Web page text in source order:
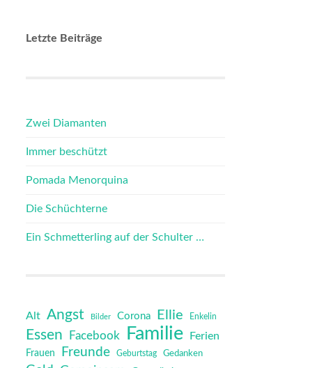
Letzte Beiträge
Zwei Diamanten
Immer beschützt
Pomada Menorquina
Die Schüchterne
Ein Schmetterling auf der Schulter …
Alt Angst Bilder Corona Ellie Enkelin
Essen Facebook Familie Ferien
Frauen Freunde Geburtstag Gedanken